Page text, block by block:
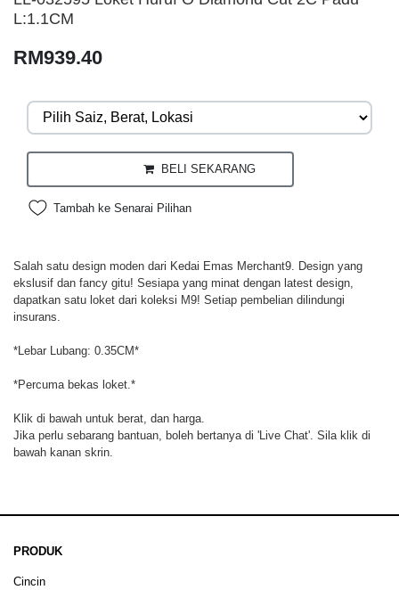
L:1.1CM
RM939.40
BELI SEKARANG
Tambah ke Senarai Pilihan
Salah satu design moden dari Kedai Emas Merchant9. Design yang
ekslusif dan fancy gitu! Sesiapa yang minat dengan latest design,
dapatkan satu loket dari koleksi M9! Setiap pembelian dilindungi
insurans.
*Lebar Lubang: 0.35CM*
*Percuma bekas loket.*
Klik di bawah untuk berat, dan harga.
Jika perlu sebarang bantuan, boleh bertanya di 'Live Chat'. Sila klik di
bawah kanan skrin.
PRODUK
Cincin